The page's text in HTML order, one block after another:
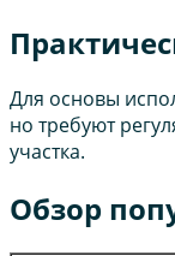
Для основы
но требуют
участка.
Обзор